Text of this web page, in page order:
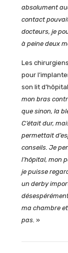
absolument
contact
docteurs, je
à peine deux
Les
pour
son lit
mon bras
que sinon, la
C’était dur,
permettait
conseils. Je
l’hôpital, mon
je puisse
un derby
ma chambre
pas. »